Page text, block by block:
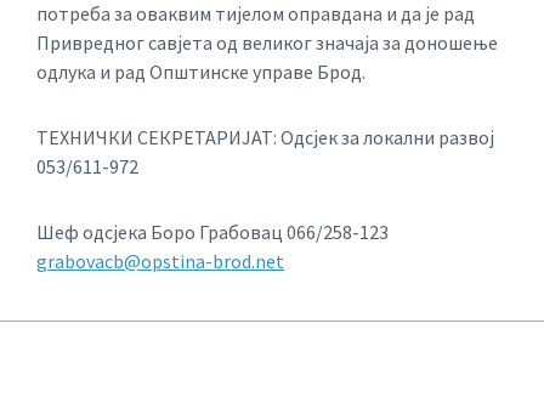
потреба за оваквим тијелом оправдана и да је рад
Привредног савјета од великог значаја за доношење
одлука и рад Општинске управе Брод.
ТЕХНИЧКИ СЕКРЕТАРИЈАТ: Одсјек за локални развој
053/611-972
Шеф одсјека Боро Грабовац 066/258-123
grabovacb@opstina-brod.net